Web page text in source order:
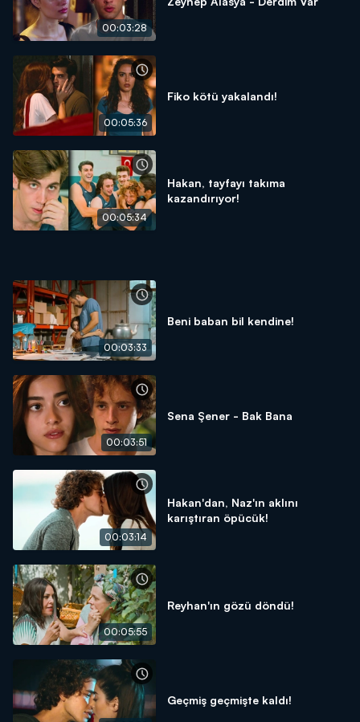
00:03:28
00:05:36
Fiko kötü yakalandı!
00:05:34
Hakan, tayfayı takıma
kazandırıyor!
00:03:33
Beni baban bil kendine!
00:03:51
Sena Şener - Bak Bana
00:03:14
Hakan'dan, Naz'ın aklını
karıştıran öpücük!
00:05:55
Reyhan'ın gözü döndü!
Geçmiş geçmişte kaldı!